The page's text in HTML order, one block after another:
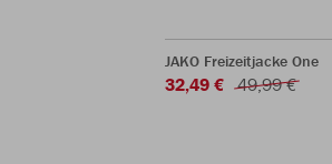
JAKO Freizeitjacke One
32,49 € 49,99 €